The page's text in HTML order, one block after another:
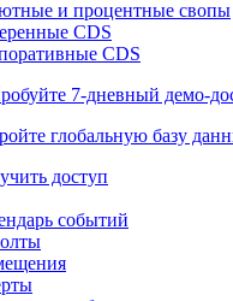
доступ
и процентные свопы
CDS
7-дневный
глобальную базу
доступ